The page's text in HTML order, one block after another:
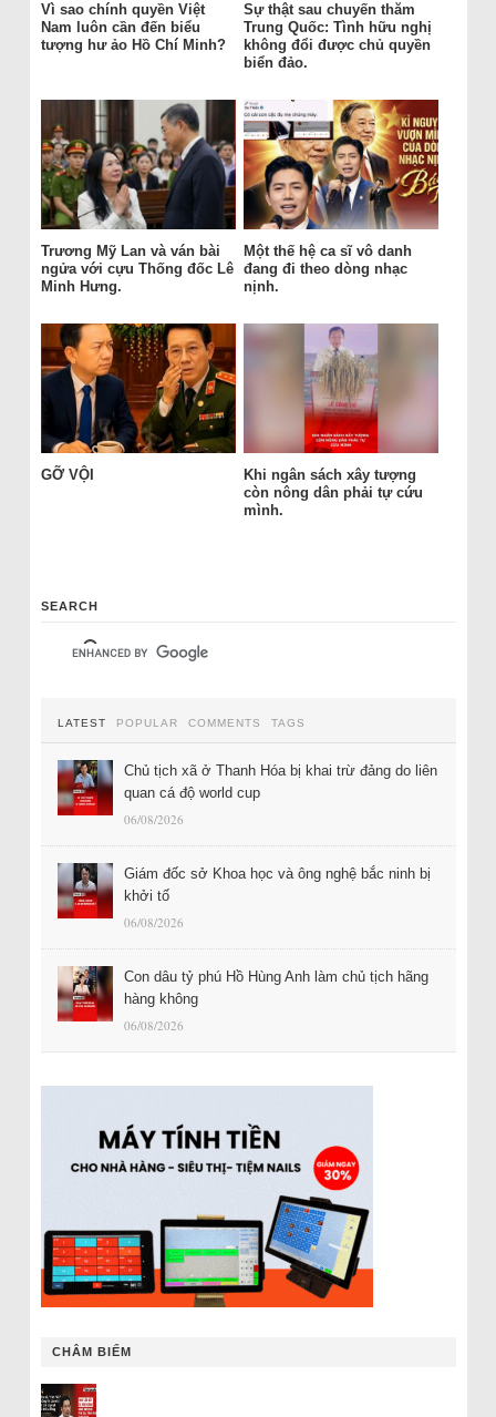
Vì sao chính quyền Việt
Nam luôn cần đến biểu
tượng hư ảo Hồ Chí Minh?
Sự thật sau chuyến thăm
Trung Quốc: Tình hữu nghị
không đổi được chủ quyền
biển đảo.
Trương Mỹ Lan và ván bài
ngửa với cựu Thống đốc Lê
Minh Hưng.
Một thế hệ ca sĩ vô danh
đang đi theo dòng nhạc
nịnh.
GỠ VỘI
Khi ngân sách xây tượng
còn nông dân phải tự cứu
mình.
SEARCH
LATEST POPULAR COMMENTS TAGS
Chủ tịch xã ở Thanh Hóa bị khai trừ đảng do liên
quan cá độ world cup
06/08/2026
Giám đốc sở Khoa học và ông nghệ bắc ninh bị
khởi tố
06/08/2026
Con dâu tỷ phú Hồ Hùng Anh làm chủ tịch hãng
hàng không
06/08/2026
CHÂM BIẾM